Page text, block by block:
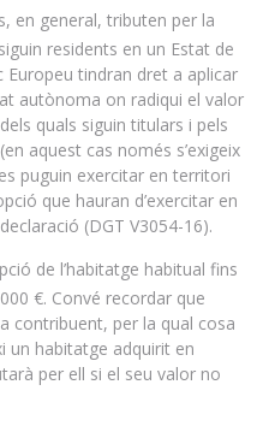
en general, tributen per la
residents en un Estat de
Europeu tindran dret a aplicar
autònoma on radiqui el valor
quals siguin titulars i pels
aquest cas només s’exigeix
puguin exercitar en territori
que hauran d’exercitar en
(DGT V3054-16).
de l’habitatge habitual fins
€. Convé recordar que
contribuent, per la qual cosa
un habitatge adquirit en
per ell si el seu valor no